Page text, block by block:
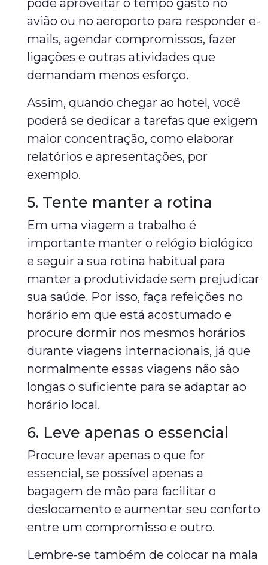
pode aproveitar o tempo gasto no
avião ou no aeroporto para responder e-
mails, agendar compromissos, fazer
ligações e outras atividades que
demandam menos esforço.
Assim, quando chegar ao hotel, você
poderá se dedicar a tarefas que exigem
maior concentração, como elaborar
relatórios e apresentações, por
exemplo.
5. Tente manter a rotina
Em uma viagem a trabalho é
importante manter o relógio biológico
e seguir a sua rotina habitual para
manter a produtividade sem prejudicar
sua saúde. Por isso, faça refeições no
horário em que está acostumado e
procure dormir nos mesmos horários
durante viagens internacionais, já que
normalmente essas viagens não são
longas o suficiente para se adaptar ao
horário local.
6. Leve apenas o essencial
Procure levar apenas o que for
essencial, se possível apenas a
bagagem de mão para facilitar o
deslocamento e aumentar seu conforto
entre um compromisso e outro.
Lembre-se também de colocar na mala